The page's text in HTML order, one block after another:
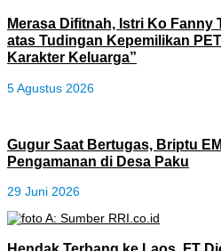
Merasa Difitnah, Istri Ko Fanny
atas Tudingan Kepemilikan
Karakter Keluarga”
5 Agustus 2026
Gugur Saat Bertugas, Briptu
Pengamanan di Desa Paku
29 Juni 2026